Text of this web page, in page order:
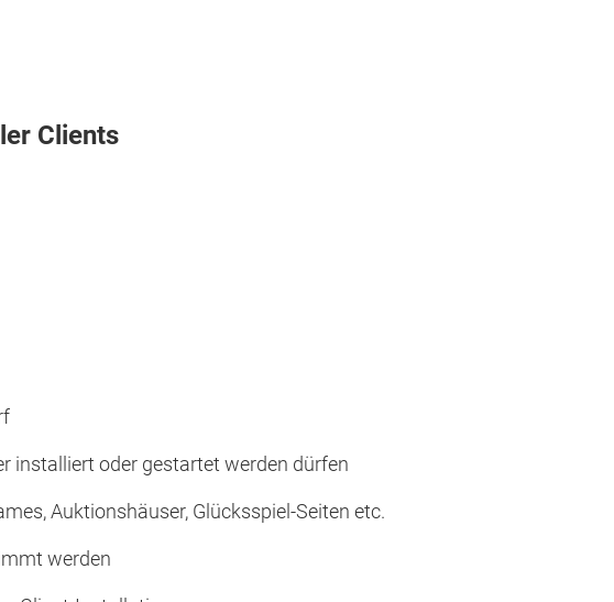
Clients
installiert oder gestartet werden dürfen
Auktionshäuser, Glücksspiel-Seiten etc.
werden